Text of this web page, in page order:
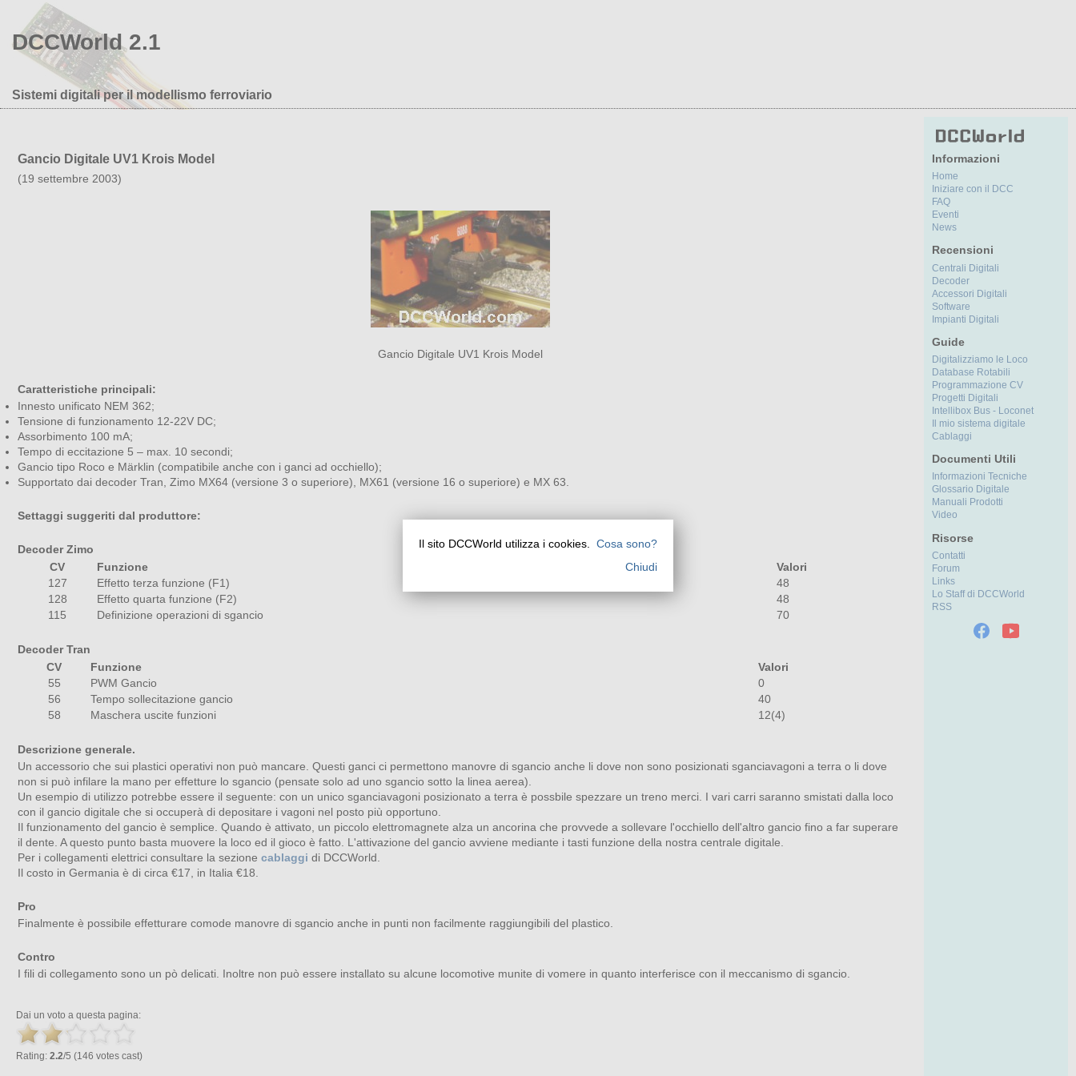
DCCWorld 2.1
Sistemi digitali per il modellismo ferroviario
Gancio Digitale UV1 Krois Model
(19 settembre 2003)
Gancio Digitale UV1 Krois Model
Caratteristiche principali:
Innesto unificato NEM 362;
Tensione di funzionamento 12-22V DC;
Assorbimento 100 mA;
Tempo di eccitazione 5 – max. 10 secondi;
Gancio tipo Roco e Märklin (compatibile anche con i ganci ad occhiello);
Supportato dai decoder Tran, Zimo MX64 (versione 3 o superiore), MX61 (versione 16 o superiore) e MX 63.
Settaggi suggeriti dal produttore:
Decoder Zimo
CV
Funzione
Valori
127
Effetto terza funzione (F1)
48
128
Effetto quarta funzione (F2)
48
115
Definizione operazioni di sgancio 70
Decoder Tran
CV
Funzione
Valori
55
PWM Gancio
0
56
Tempo sollecitazione gancio
40
58
Maschera uscite funzioni 12(4)
Descrizione generale.
Un accessorio che sui plastici operativi non può mancare. Questi ganci ci permettono manovre di sgancio anche li dove non sono posizionati sganciavagoni a terra o li dove
non si può infilare la mano per effetture lo sgancio (pensate solo ad uno sgancio sotto la linea aerea).
Un esempio di utilizzo potrebbe essere il seguente: con un unico sganciavagoni posizionato a terra è possbile spezzare un treno merci. I vari carri saranno smistati dalla loco
con il gancio digitale che si occuperà di depositare i vagoni nel posto più opportuno.
Il funzionamento del gancio è semplice. Quando è attivato, un piccolo elettromagnete alza un ancorina che provvede a sollevare l'occhiello dell'altro gancio fino a far superare
il dente. A questo punto basta muovere la loco ed il gioco è fatto. L'attivazione del gancio avviene mediante i tasti funzione della nostra centrale digitale.
Per i collegamenti elettrici consultare la sezione cablaggi di DCCWorld.
Il costo in Germania è di circa €17, in Italia €18.
Pro
Finalmente è possibile effetturare comode manovre di sgancio anche in punti non facilmente raggiungibili del plastico.
Contro
I fili di collegamento sono un pò delicati. Inoltre non può essere installato su alcune locomotive munite di vomere in quanto interferisce con il meccanismo di sgancio.
Dai un voto a questa pagina:
Rating: 2.2/5 (146 votes cast)
Informazioni
Home
Iniziare con il DCC
FAQ
Eventi
News
Recensioni
Centrali Digitali
Decoder
Accessori Digitali
Software
Impianti Digitali
Guide
Digitalizziamo le Loco
Database Rotabili
Programmazione CV
Progetti Digitali
Intellibox Bus - Loconet
Il mio sistema digitale
Cablaggi
Documenti Utili
Informazioni Tecniche
Glossario Digitale
Manuali Prodotti
Video
Risorse
Contatti
Forum
Links
Lo Staff di DCCWorld
RSS
Il sito DCCWorld utilizza i cookies.
Cosa sono?
Chiudi